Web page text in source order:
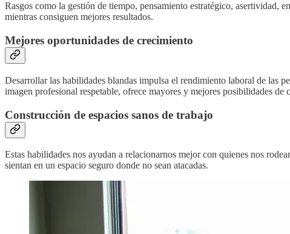
Rasgos como la gestión de tiempo, pensamiento estratégico, asertividad,
mientras consiguen mejores resultados.
Mejores oportunidades de crecimiento
Desarrollar las habilidades blandas impulsa el rendimiento laboral de las
imagen profesional respetable, ofrece mayores y mejores posibilidades de
Construcción de espacios sanos de trabajo
Estas habilidades nos ayudan a relacionarnos mejor con quienes nos
sientan en un espacio seguro donde no sean atacadas.